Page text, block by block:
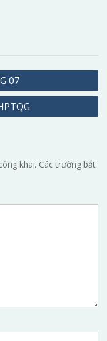
07
khai. Các trường bắt